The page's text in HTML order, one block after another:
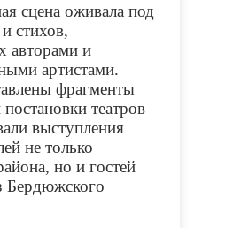
сцена оживала под
стихов,
авторами и
артистами.
фрагменты
постановки театров
выступления
не только
но и гостей
Бердюжского